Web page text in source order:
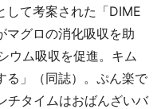
て考案された「DIME
マグロの消化吸収を助
ウム吸収を促進。キム
る」（同誌）。ぷん楽で
チタイムはおばんざいバ